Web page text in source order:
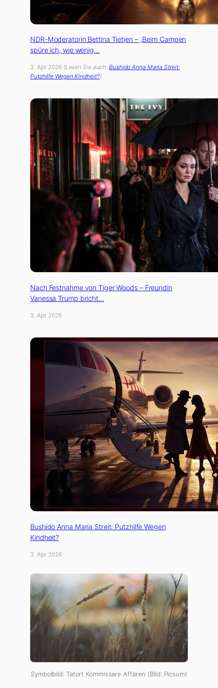
NDR-Moderatorin Bettina Tietjen – „Beim Campen
spüre ich, wie wenig…
3. Apr. 2026 (Lesen Sie auch:Bushido Anna Maria Streit:
Putzhilfe Wegen Kindheit?)
Nach Festnahme von Tiger Woods – Freundin
Vanessa Trump bricht…
3. Apr. 2026
Bushido Anna Maria Streit: Putzhilfe Wegen
Kindheit?
3. Apr. 2026
Symbolbild: Tatort Kommissare Affären (Bild: Picsum)